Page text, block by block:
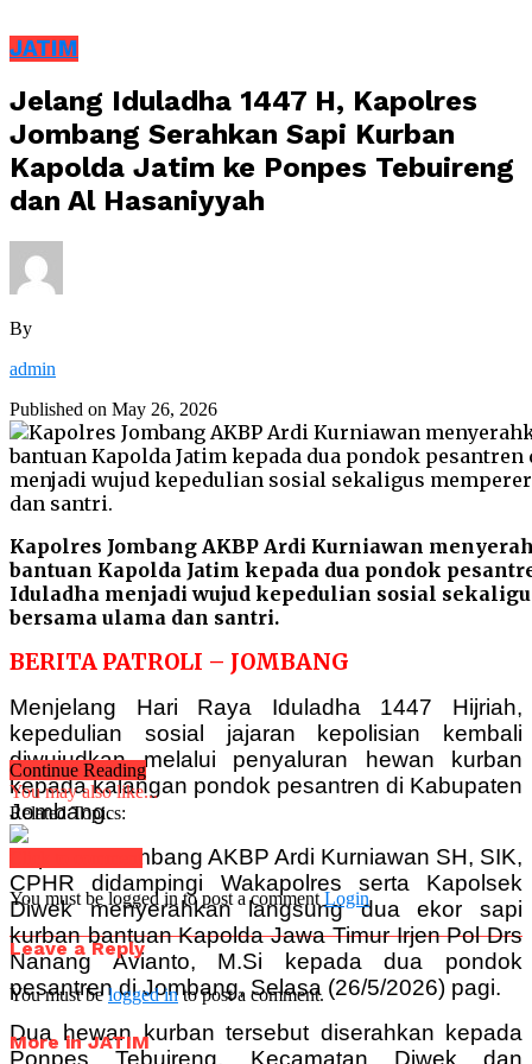
JATIM
Jelang Iduladha 1447 H, Kapolres
Jombang Serahkan Sapi Kurban
Kapolda Jatim ke Ponpes Tebuireng
dan Al Hasaniyyah
By
admin
Published on May 26, 2026
Kapolres Jombang AKBP Ardi Kurniawan
bantuan Kapolda Jatim kepada dua pondok
Iduladha menjadi wujud kepedulian sosial
bersama ulama dan santri.
BERITA PATROLI – JOMBANG
Menjelang Hari Raya Iduladha 1447 Hijriah,
kepedulian sosial jajaran kepolisian kembali
diwujudkan melalui penyaluran hewan kurban
kepada kalangan pondok pesantren di Kabupaten
Jombang.
Kapolres Jombang AKBP Ardi Kurniawan SH, SIK,
CPHR didampingi Wakapolres serta Kapolsek
Diwek menyerahkan langsung dua ekor sapi
kurban bantuan Kapolda Jawa Timur Irjen Pol Drs
Nanang Avianto, M.Si kepada dua pondok
pesantren di Jombang, Selasa (26/5/2026) pagi.
Dua hewan kurban tersebut diserahkan kepada
Continue Reading
You may also like...
Related Topics:
You must be logged in to post a comment Login
Leave a Reply
You must belogged into post a comment.
More in JATIM